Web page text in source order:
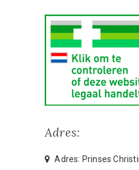
Adres:
Adres: Prinses